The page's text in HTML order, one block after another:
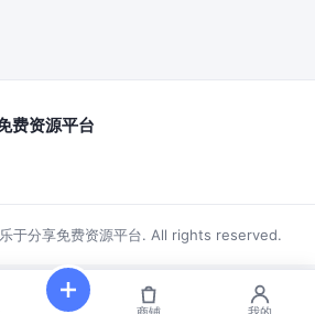
费资源平台
于分享免费资源平台. All rights reserved.